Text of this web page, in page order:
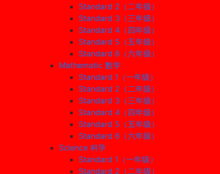
Standard 2（二年级）
Standard 3（三年级）
Standard 4（四年级）
Standard 5（五年级）
Standard 6（六年级）
Mathematic 数学
Standard 1（一年级）
Standard 2（二年级）
Standard 3（三年级）
Standard 4（四年级）
Standard 5（五年级）
Standard 6（六年级）
Science 科学
Standard 1（一年级）
Standard 2（二年级）